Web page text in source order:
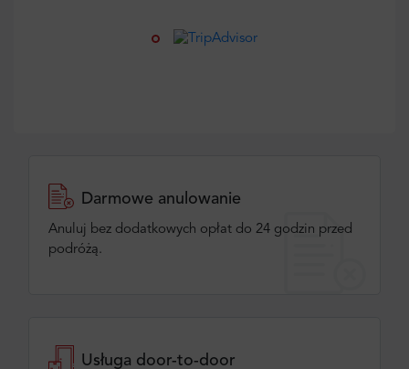
Darmowe anulowanie
Anuluj bez dodatkowych opłat do 24 godzin przed
podróżą.
Usługa door-to-door